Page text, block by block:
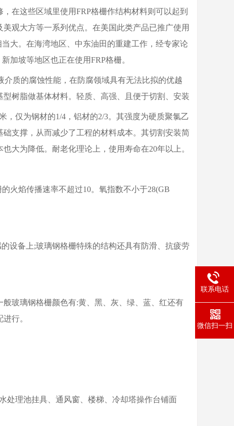
在这些区域里使用FRP格栅作结构材料则可以起到
观大方等一系列优点。在美国此类产品已推广使用
大。在海湾地区、中东油田的重建工作，经专家论
加坡等地区也正在使用FRP格栅。
质的腐蚀性能，在防腐领域具有无法比拟的优越
树脂做基体材料。轻质、高强、且便于切割、安装
仅为钢材的1/4，铝材的2/3。其强度为硬质聚氯乙
支撑，从而减少了工程的材料成本。其切割安装简
大为降低。耐老化理论上，使用寿命在20年以上。
火焰传播速率不超过10。氧指数不小于28(GB
设备上;玻璃钢格栅特殊的结构还具有防滑、抗疲劳
玻璃钢格栅颜色有:黄、黑、灰、绿、蓝、红还有
行。
处理池挂具、通风窗、楼梯、冷却塔操作台铺面
联系电话
微信扫一扫